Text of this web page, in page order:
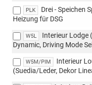
PLK
Drei - Speichen
Heizung für DSG
W5L
Interieur Lodge
Dynamic, Driving Mode
W5M/PIM
Interieur
(Suedia/Leder, Dekor